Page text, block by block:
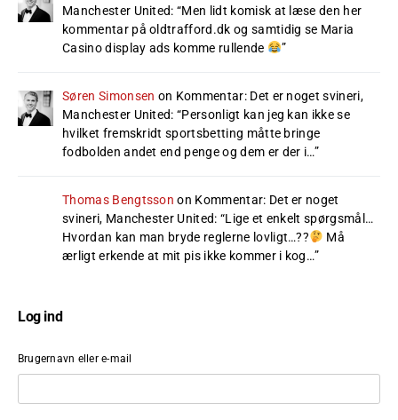
Manchester United: “Men lidt komisk at læse den her
kommentar på oldtrafford.dk og samtidig se Maria
Casino display ads komme rullende
”
Søren Simonsen on Kommentar: Det er noget svineri,
Manchester United: “Personligt kan jeg kan ikke se
hvilket fremskridt sportsbetting måtte bringe
fodbolden andet end penge og dem er der i…”
Thomas Bengtsson on Kommentar: Det er noget
svineri, Manchester United: “Lige et enkelt spørgsmål…
Hvordan kan man bryde reglerne lovligt…??
Må
ærligt erkende at mit pis ikke kommer i kog…”
Log ind
Brugernavn eller e-mail